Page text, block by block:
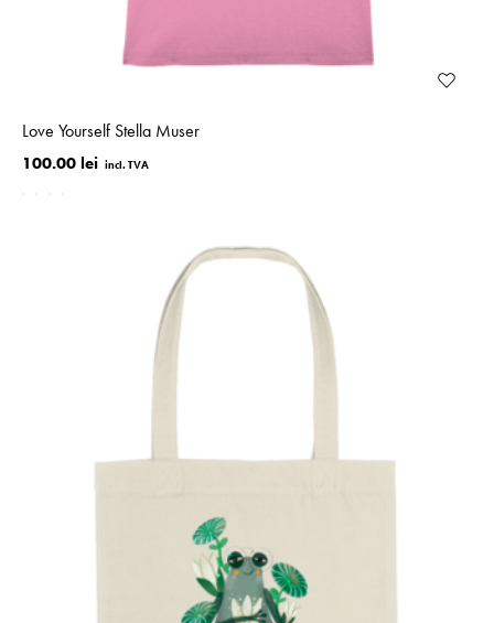
Love Yourself Stella Muser
100.00 lei